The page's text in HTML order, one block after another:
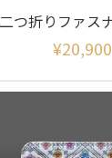
¥20,900